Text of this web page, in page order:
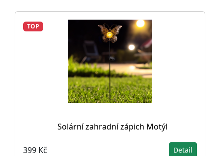
TOP
Solární zahradní zápich Motýl
399 Kč Detail